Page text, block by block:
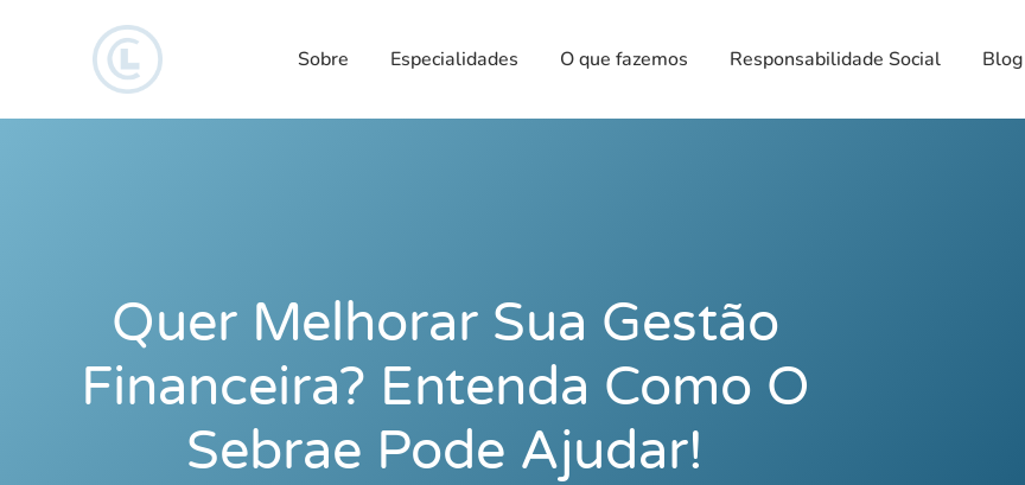
Sobre Especialidades O que fazemos Responsabilidade Social Blog
Quer Melhorar Sua Gestão
Financeira? Entenda Como O
Sebrae Pode Ajudar!